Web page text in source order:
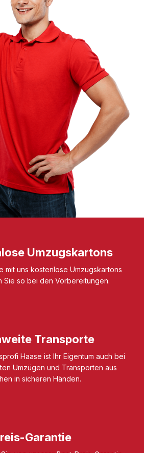
Umzugskartons
mit uns kostenlose Umzugskartons
Sie so bei den Vorbereitungen.
Transporte
Haase ist Ihr Eigentum auch bei
Umzügen und Transporten aus
in sicheren Händen.
Garantie